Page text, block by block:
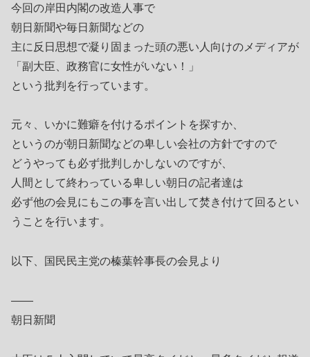
今回の岸田内閣の改造人事で
朝日新聞や毎日新聞などの
主に反日思想で凝り固まった頭の悪い人向けのメディアが
「副大臣、政務官に女性がいない！」
という批判を行っています。
元々、いかに難癖を付けるポイントを探すか、
というのが朝日新聞などの卑しい会社の方針ですので
どうやっても必ず批判しかしないのですが、
人間として終わっている卑しい朝日の記者達は
必ず他の会見にもこの事を言い出して焚き付けて回るとい
うことを行います。
以下、国民民主党の榛葉幹事長の会見より
――
朝日新聞